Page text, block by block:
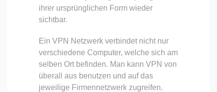
ihrer ursprünglichen Form wieder
sichtbar.
Ein VPN Netzwerk verbindet nicht nur
verschiedene Computer, welche sich am
selben Ort befinden. Man kann VPN von
überall aus benutzen und auf das
jeweilige Firmennetzwerk zugreifen.